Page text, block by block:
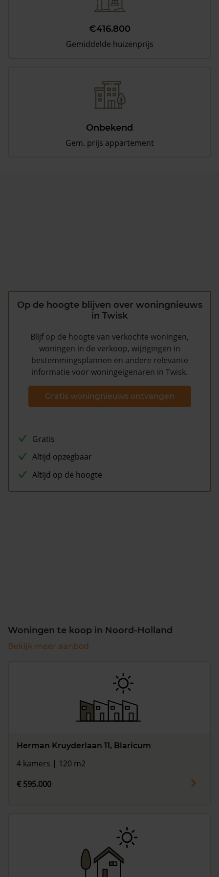
€416.800
Gemiddelde huizenprijs
Onbekend
Gem. prijs appartement
Op de hoogte blijven over woningnieuws
in Twisk
Blijf op de hoogte van verkochte woningen,
woningen in de verkoop, wijzigingen in
bestemmingsplannen en andere relevante
informatie voor woningeigenaren in Twisk.
Gratis woningnieuws ontvangen
Gratis
Altijd opzegbaar
Altijd op de hoogte
Woningen te koop in Noord-Holland
Bekijk meer aanbod
Herman Kruyderlaan 11, Blaricum
4 kamers | 120 m2
€ 595.000